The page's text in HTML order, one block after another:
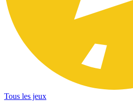
Tous les jeux